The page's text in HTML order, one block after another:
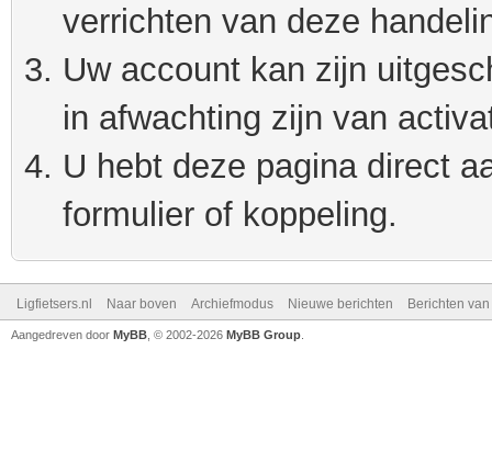
verrichten van deze
Uw account kan zijn
in afwachting zijn van
U hebt deze pagina direct
formulier of koppeling.
Ligfietsers.nl Naar boven Archiefmodus Nieuwe berichten Berichten
Aangedreven door MyBB , © 2002-2026 MyBB Group